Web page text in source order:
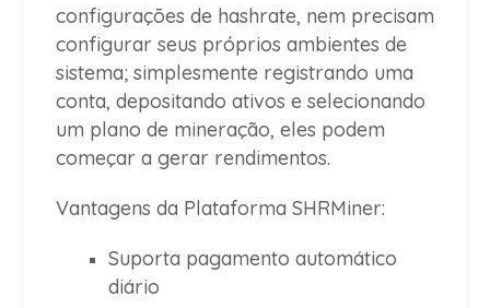
configurações de hashrate, nem precisam
configurar seus próprios ambientes de
sistema; simplesmente registrando uma
conta, depositando ativos e selecionando
um plano de mineração, eles podem
começar a gerar rendimentos.
Vantagens da Plataforma SHRMiner:
Suporta pagamento automático
diário